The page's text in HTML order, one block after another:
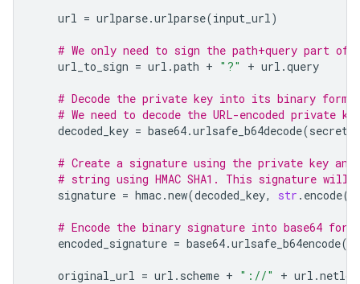
url = urlparse.urlparse(input_url)
# We only need to sign the path+query part of
url_to_sign = url .path + "?" + url .query
# Decode the private key into its binary
# We need to decode the URL-encoded private
decoded_key = base64.urlsafe_b64decode(secret
# Create a signature using the private key and
# string using HMAC SHA1. This signature will
signature = hmac.new(decoded_key, str . encode(
# Encode the binary signature into base64 for
encoded_signature = base64.urlsafe_b64encode(
original_url = url . scheme + "://" + url .netloc